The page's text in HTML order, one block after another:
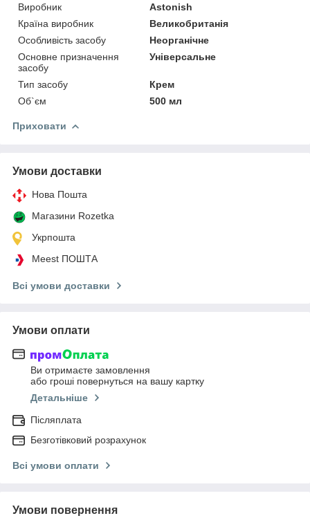
Виробник
Astonish
Країна виробник
Великобританія
Особливість засобу
Неорганічне
Основне призначення
засобу
Універсальне
Тип засобу
Крем
Об`єм
500 мл
Приховати
Умови доставки
Нова Пошта
Магазини Rozetka
Укрпошта
Meest ПОШТА
Всі умови доставки
Умови оплати
Ви отримаєте замовлення
або гроші повернуться на вашу картку
Детальніше
Післяплата
Безготівковий розрахунок
Всі умови оплати
Умови повернення